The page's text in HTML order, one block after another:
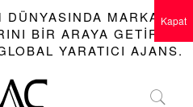
MARKALAR
BIR ARAYA GETIREN
YARATICI AJANS.
Kapat